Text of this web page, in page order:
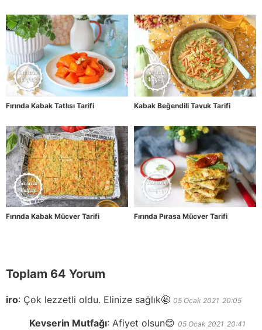
Fırında Kabak Tatlısı Tarifi Kabak Beğendili Tavuk Tarifi
Fırında Kabak Mücver Tarifi Fırında Pırasa Mücver Tarifi
Toplam 64 Yorum
iro: Çok lezzetli oldu. Elinize sağlık🤩 05 Ocak 2021 20:05
Kevserin Mutfağı: Afiyet olsun😊 05 Ocak 2021 20:41